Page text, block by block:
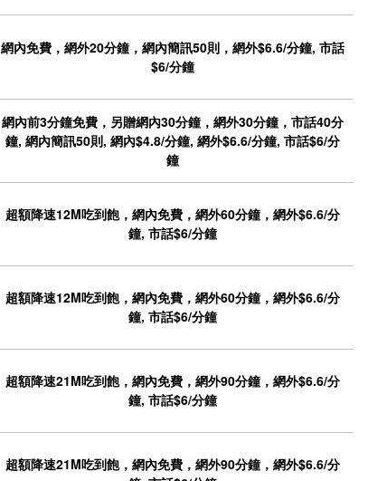
網內免費，網外20分鐘，網內簡訊50則，網外$6.6/分鐘, 市話
$6/分鐘
網內前3分鐘免費，另贈網內30分鐘，網外30分鐘，市話40分
鐘, 網內簡訊50則, 網內$4.8/分鐘, 網外$6.6/分鐘, 市話$6/分
鐘
超額降速12M吃到飽，網內免費，網外60分鐘，網外$6.6/分
鐘, 市話$6/分鐘
超額降速12M吃到飽，網內免費，網外60分鐘，網外$6.6/分
鐘, 市話$6/分鐘
超額降速21M吃到飽，網內免費，網外90分鐘，網外$6.6/分
鐘, 市話$6/分鐘
超額降速21M吃到飽，網內免費，網外90分鐘，網外$6.6/分